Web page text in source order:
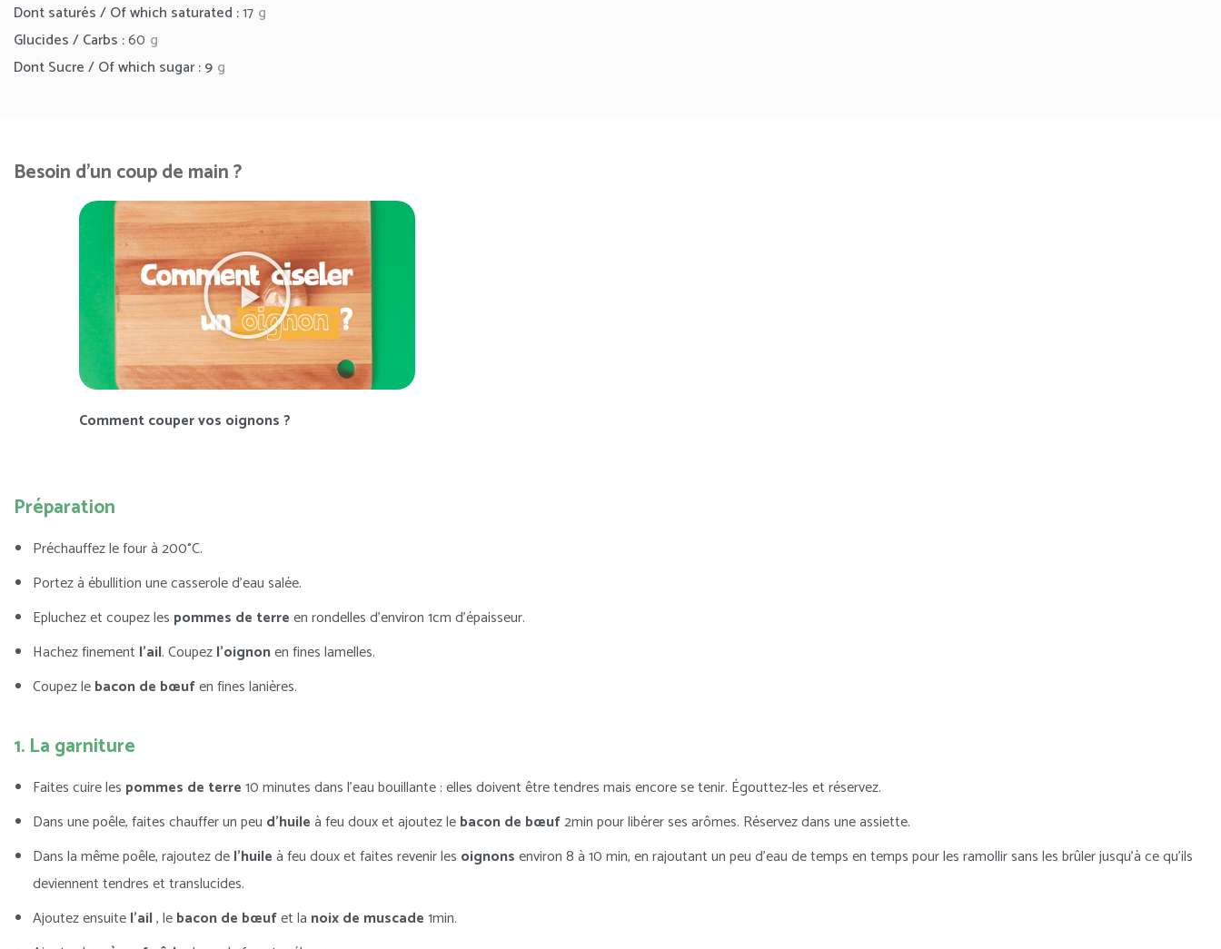
Dont saturés / Of which saturated :17 g
Glucides / Carbs :60 g
Dont Sucre / Of which sugar : 9 g
Besoin d'un coup de main ?
Comment couper vos oignons ?
Préparation
Préchauffez le four à 200°C.
Portez à ébullition une casserole d’eau salée.
Epluchez et coupez les pommes de terreen rondelles d’environ 1cm d’épaisseur.
Hachez finement l’ail. Coupezl’oignonen fines lamelles.
Coupez lebacon de bœufen fines lanières.
1. La garniture
Faites cuire les pommes de terre10 minutes dans l’eau bouillante : elles doivent être tendres mais encore se tenir. Égouttez-les et réservez.
Dans une poêle, faites chauffer un peu d’huileà feu doux et ajoutez lebacon de bœuf2min pour libérer ses arômes. Réservez dans une assiette.
Dans la même poêle, rajoutez del’huileà feu doux et faites revenir les oignonsenviron 8 à 10 min, en rajoutant un peu d’eau de temps en temps pour les ramollir sans les brûler jusqu’à ce qu’ils
deviennent tendres et translucides.
Ajoutez ensuitel’ail, lebacon de bœufet la noix de muscade1min.